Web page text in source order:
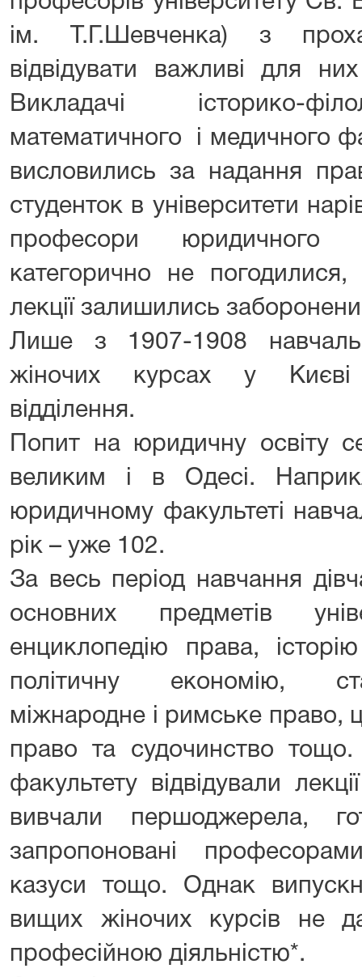
ім. Т.Г.Шевченка) з
відвідувати важливі для них
Викладачі історико-
математичного і медичного
висловились за надання
студенток в університети
професори
категорично не
лекції залишились
Лише з 1907-1908
жіночих курсах у Києві
відділення.
Попит на юридичну освіту
великим і в Одесі.
юридичному факультеті
рік – уже 102.
За весь період навчання
основних предметів
енциклопедію права,
політичну економію,
міжнародне і римське право,
право та судочинство
факультету відвідували
вивчали першоджерела,
запропоновані
казуси тощо. Однак
вищих жіночих курсів не
професійною діяльністю*.